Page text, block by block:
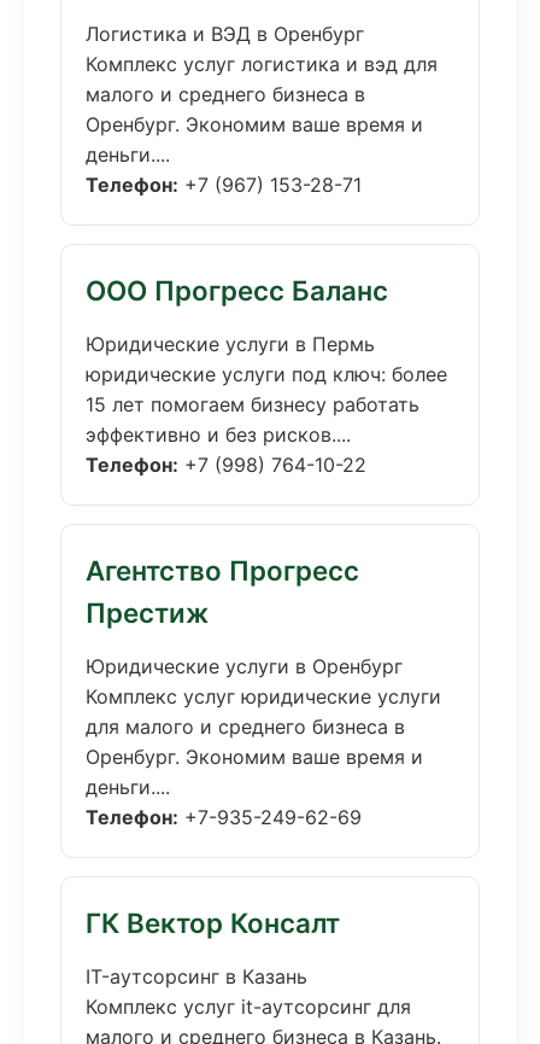
Логистика и ВЭД в Оренбург
Комплекс услуг логистика и вэд для
малого и среднего бизнеса в
Оренбург. Экономим ваше время и
деньги....
Телефон: +7 (967) 153-28-71
ООО Прогресс Баланс
Юридические услуги в Пермь
юридические услуги под ключ: более
15 лет помогаем бизнесу работать
эффективно и без рисков....
Телефон: +7 (998) 764-10-22
Агентство Прогресс
Престиж
Юридические услуги в Оренбург
Комплекс услуг юридические услуги
для малого и среднего бизнеса в
Оренбург. Экономим ваше время и
деньги....
Телефон: +7-935-249-62-69
ГК Вектор Консалт
IT-аутсорсинг в Казань
Комплекс услуг it-аутсорсинг для
малого и среднего бизнеса в Казань.